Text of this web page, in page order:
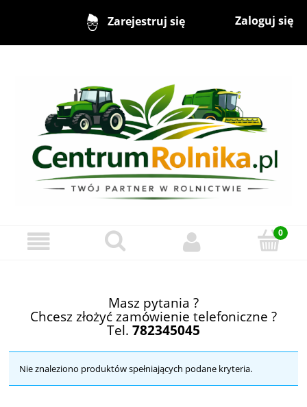
Zarejestruj się Zaloguj się
Masz pytania ?
Chcesz złożyć zamówienie telefoniczne ?
Tel. 782345045
Nie znaleziono produktów spełniających podane kryteria.